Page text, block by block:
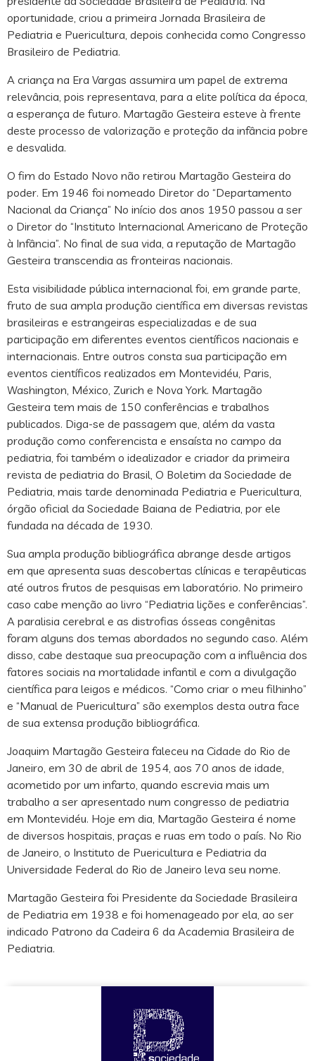
oportunidade, criou a primeira Jornada Brasileira de
Pediatria e Puericultura, depois conhecida como Congresso
Brasileiro de Pediatria.
A criança na Era Vargas assumira um papel de extrema
relevância, pois representava, para a elite política da época,
a esperança de futuro. Martagão Gesteira esteve à frente
deste processo de valorização e proteção da infância pobre
e desvalida.
O fim do Estado Novo não retirou Martagão Gesteira do
poder. Em 1946 foi nomeado Diretor do “Departamento
Nacional da Criança” No início dos anos 1950 passou a ser
o Diretor do “Instituto Internacional Americano de Proteção
à Infância”. No final de sua vida, a reputação de Martagão
Gesteira transcendia as fronteiras nacionais.
Esta visibilidade pública internacional foi, em grande parte,
fruto de sua ampla produção científica em diversas revistas
brasileiras e estrangeiras especializadas e de sua
participação em diferentes eventos científicos nacionais e
internacionais. Entre outros consta sua participação em
eventos científicos realizados em Montevidéu, Paris,
Washington, México, Zurich e Nova York. Martagão
Gesteira tem mais de 150 conferências e trabalhos
publicados. Diga-se de passagem que, além da vasta
produção como conferencista e ensaísta no campo da
pediatria, foi também o idealizador e criador da primeira
revista de pediatria do Brasil, O Boletim da Sociedade de
Pediatria, mais tarde denominada Pediatria e Puericultura,
órgão oficial da Sociedade Baiana de Pediatria, por ele
fundada na década de 1930.
Sua ampla produção bibliográfica abrange desde artigos
em que apresenta suas descobertas clínicas e terapêuticas
até outros frutos de pesquisas em laboratório. No primeiro
caso cabe menção ao livro “Pediatria lições e conferências”.
A paralisia cerebral e as distrofias ósseas congênitas
foram alguns dos temas abordados no segundo caso. Além
disso, cabe destaque sua preocupação com a influência dos
fatores sociais na mortalidade infantil e com a divulgação
científica para leigos e médicos. “Como criar o meu filhinho”
e “Manual de Puericultura” são exemplos desta outra face
de sua extensa produção bibliográfica.
Joaquim Martagão Gesteira faleceu na Cidade do Rio de
Janeiro, em 30 de abril de 1954, aos 70 anos de idade,
acometido por um infarto, quando escrevia mais um
trabalho a ser apresentado num congresso de pediatria
em Montevidéu. Hoje em dia, Martagão Gesteira é nome
de diversos hospitais, praças e ruas em todo o país. No Rio
de Janeiro, o Instituto de Puericultura e Pediatria da
Universidade Federal do Rio de Janeiro leva seu nome.
Martagão Gesteira foi Presidente da Sociedade Brasileira
de Pediatria em 1938 e foi homenageado por ela, ao ser
indicado Patrono da Cadeira 6 da Academia Brasileira de
Pediatria.